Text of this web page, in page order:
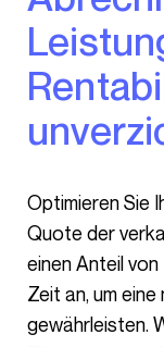
Optimieren Sie Ihre Rentabilität, indem Sie die
Quote der
einen Anteil
Zeit an, um
gewährleisten.